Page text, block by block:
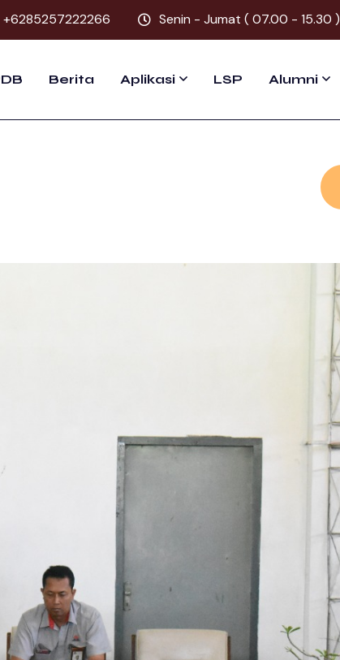
+6285257222266 Senin - Jumat ( 07.00 - 15.30 )
Berita Aplikasi LSP Alumni